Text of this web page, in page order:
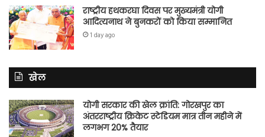
राष्ट्रीय हथकरघा दिवस पर मुख्यमंत्री योगी
आदित्यनाथ ने बुनकरों को किया सम्मानित
1 day ago
खेल
योगी सरकार की खेल क्रांति: गोरखपुर का
अंतरराष्ट्रीय क्रिकेट स्टेडियम मात्र तीन महीने में
लगभग 20% तैयार